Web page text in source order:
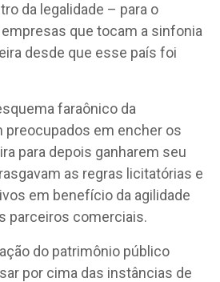
da legalidade – para o
que tocam a sinfonia
desde que esse país foi
faraônico da
preocupados em encher os
para depois ganharem seu
as regras licitatórias e
em benefício da agilidade
parceiros comerciais.
do patrimônio público
por cima das instâncias de